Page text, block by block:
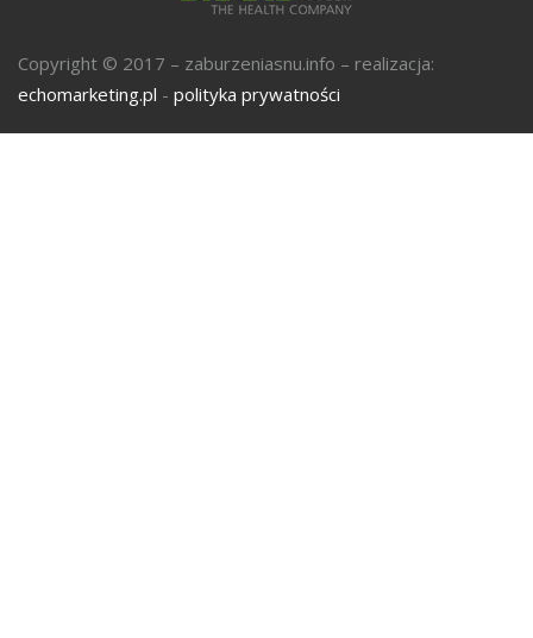
Copyright © 2017 – zaburzeniasnu.info – realizacja:
echomarketing.pl - polityka prywatności